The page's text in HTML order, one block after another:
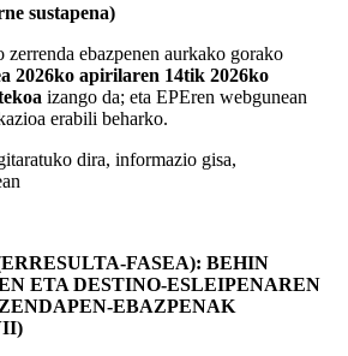
sustapena)
ebazpenen aurkako gorako
2026ko apirilaren 14tik 2026ko
izango da; eta EPEren webgunean
erabili beharko.
dira, informazio gisa,
FASEA): BEHIN
ETA DESTINO-ESLEIPENAREN
EBAZPENAK